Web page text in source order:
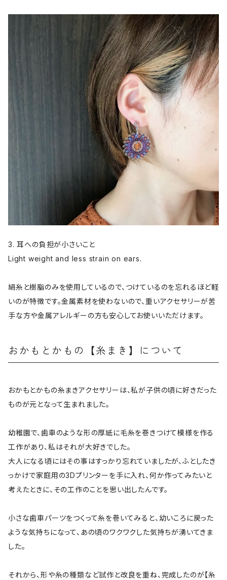
3. 耳への負担が小さいこと
Light weight and less strain on ears.
絹糸と樹脂のみを使用しているので、つけているのを忘れるほど軽
いのが特徴です。金属素材を使わないので、重いアクセサリーが苦
手な方や金属アレルギーの方も安心してお使いいただけます。
おかもとかもの【糸まき】について
おかもとかもの糸まきアクセサリーは、私が子供の頃に好きだった
ものが元となって生まれました。
幼稚園で、歯車のような形の厚紙に毛糸を巻きつけて模様を作る
工作があり、私はそれが大好きでした。
大人になる頃にはその事はすっかり忘れていましたが、ふとしたき
っかけで家庭用の3Dプリンターを手に入れ、何か作ってみたいと
考えたときに、その工作のことを思い出したんです。
小さな歯車パーツをつくって糸を巻いてみると、幼いころに戻った
ような気持ちになって、あの頃のワクワクした気持ちが湧いてきま
した。
それから、形や糸の種類など試作と改良を重ね、完成したのが【糸